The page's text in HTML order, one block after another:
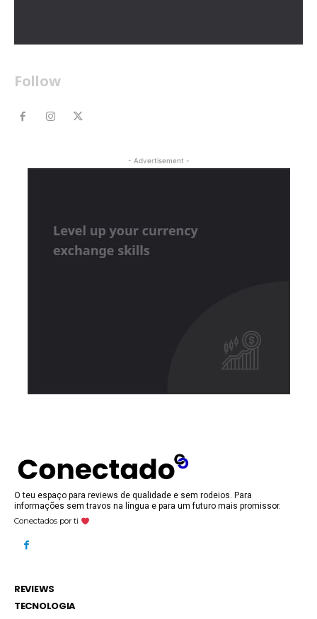
Follow
- Advertisement -
O teu espaço para reviews de qualidade e sem rodeios. Para
informações sem travos na língua e para um futuro mais promissor.
Conectados por ti
REVIEWS
TECNOLOGIA